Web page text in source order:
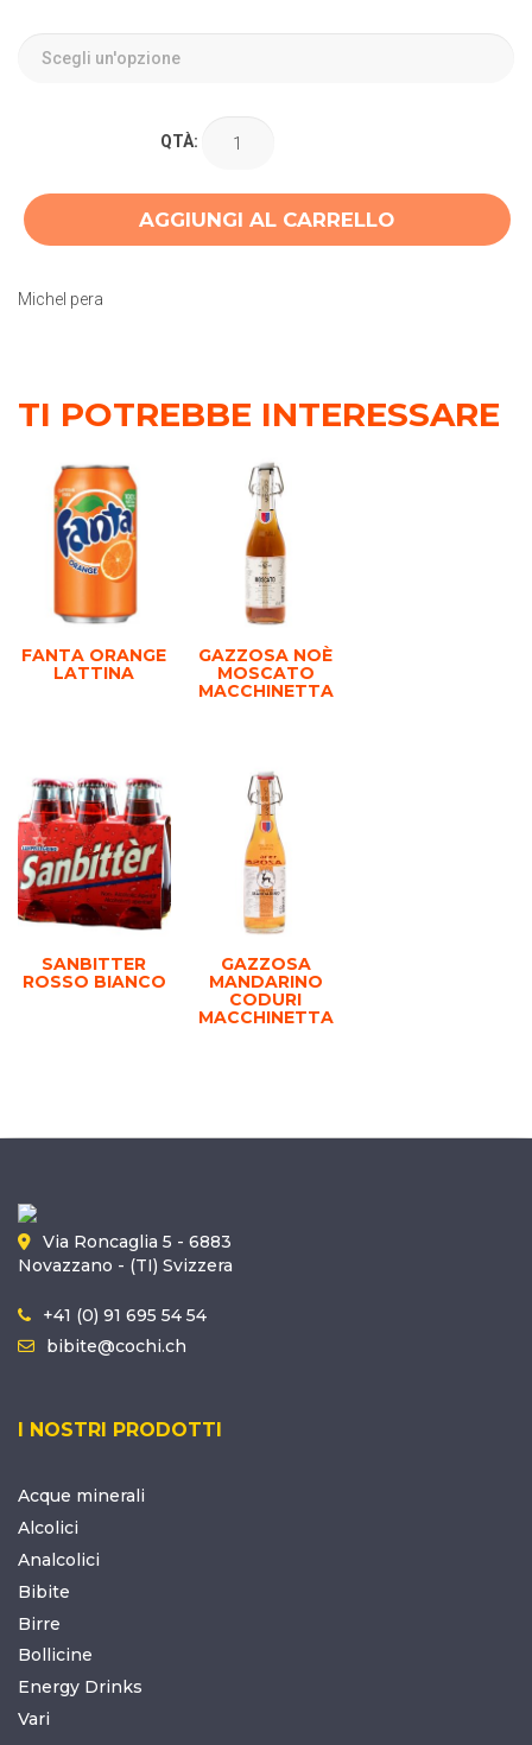
QTÀ:
AGGIUNGI AL CARRELLO
Michel pera
TI POTREBBE INTERESSARE
FANTA ORANGE
LATTINA
GAZZOSA NOÈ
MOSCATO
MACCHINETTA
SANBITTER
ROSSO BIANCO
GAZZOSA
MANDARINO
CODURI
MACCHINETTA
Via Roncaglia 5 - 6883
Novazzano - (TI) Svizzera
+41 (0) 91 695 54 54
bibite@cochi.ch
I NOSTRI PRODOTTI
Acque minerali
Alcolici
Analcolici
Bibite
Birre
Bollicine
Energy Drinks
Vari